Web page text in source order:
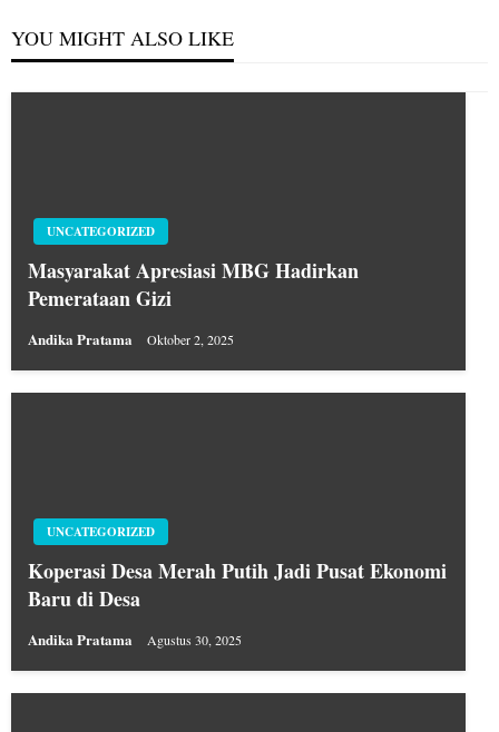
YOU MIGHT ALSO LIKE
UNCATEGORIZED
Masyarakat Apresiasi MBG Hadirkan
Pemerataan Gizi
Andika Pratama Oktober 2, 2025
UNCATEGORIZED
Koperasi Desa Merah Putih Jadi Pusat Ekonomi
Baru di Desa
Andika Pratama Agustus 30, 2025